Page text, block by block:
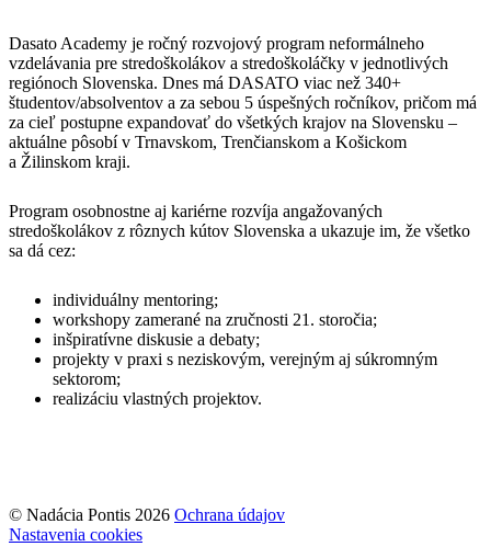
Dasato Academy je ročný rozvojový program neformálneho
vzdelávania pre stredoškolákov a stredoškoláčky v jednotlivých
regiónoch Slovenska. Dnes má DASATO viac než 340+
študentov/absolventov a za sebou 5 úspešných ročníkov, pričom má
za cieľ postupne expandovať do všetkých krajov na Slovensku –
aktuálne pôsobí v Trnavskom, Trenčianskom a Košickom
a Žilinskom kraji.
Program osobnostne aj kariérne rozvíja angažovaných
stredoškolákov z rôznych kútov Slovenska a ukazuje im, že všetko
sa dá cez:
individuálny mentoring;
workshopy zamerané na zručnosti 21. storočia;
inšpiratívne diskusie a debaty;
projekty v praxi s neziskovým, verejným aj súkromným
sektorom;
realizáciu vlastných projektov.
© Nadácia Pontis 2026 Ochrana údajov
Nastavenia cookies